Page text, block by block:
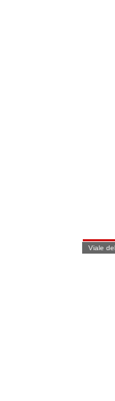
Viale